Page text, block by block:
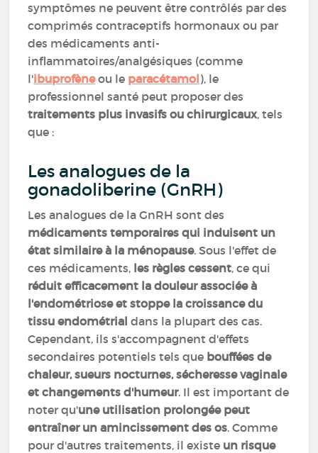
symptômes ne peuvent être contrôlés par des
comprimés contraceptifs hormonaux ou par
des médicaments anti-
inflammatoires/analgésiques (comme
l'ibuprofèneou le paracétamol), le
professionnel santé peut proposer des
traitements plus invasifs ou chirurgicaux, tels
que :
Les analogues de la
gonadoliberine (GnRH)
Les analogues de la GnRH sont des
médicaments temporaires qui induisent un
état similaire à la ménopause. Sous l'effet de
ces médicaments, les règles cessent, ce qui
réduit efficacement la douleur associée à
l'endométriose et stoppe la croissance du
tissu endométrialdans la plupart des cas.
Cependant, ils s'accompagnent d'effets
secondaires potentiels tels que bouffées de
chaleur, sueurs nocturnes, sécheresse vaginale
et changements d'humeur. Il est important de
noter qu'une utilisation prolongée peut
entraîner un amincissement des os. Comme
pour d'autres traitements, il existe un risque